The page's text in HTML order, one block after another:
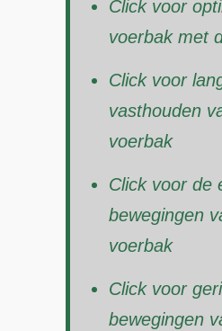
Click voor
voerbak met
Click voor
vasthouden
voerbak
Click voor de
bewegingen
voerbak
Click voor
bewegingen